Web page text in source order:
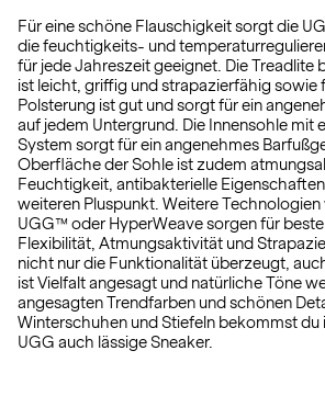
Für eine schöne Flauschigkeit sorgt die
die feuchtigkeits- und
für jede Jahreszeit geeignet. Die Treadlite
ist leicht, griffig und strapazierfähig sowie
Polsterung ist gut und sorgt für ein
auf jedem Untergrund. Die Innensohle mit
System sorgt für ein angenehmes
Oberfläche der Sohle ist zudem
Feuchtigkeit, antibakterielle
weiteren Pluspunkt. Weitere
UGG™ oder HyperWeave sorgen für
Flexibilität, Atmungsaktivität und
nicht nur die Funktionalität überzeugt,
ist Vielfalt angesagt und natürliche Töne
angesagten Trendfarben und schönen
Winterschuhen und Stiefeln bekommst du
UGG auch lässige Sneaker.